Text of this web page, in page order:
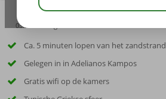
03:30
Ca. 5 minuten lopen van het zandstrand
Gelegen in in Adelianos Kampos
Gratis wifi op de kamers